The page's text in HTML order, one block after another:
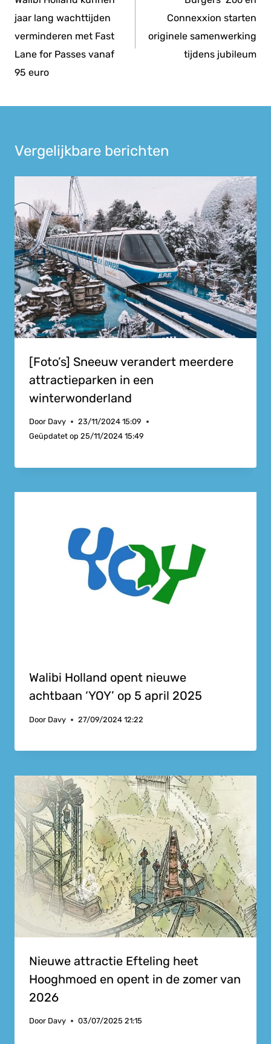
jaar lang wachttijden
verminderen met Fast
Lane for Passes vanaf
95 euro
Connexxion starten
originele samenwerking
tijdens jubileum
Vergelijkbare berichten
[Foto’s] Sneeuw verandert meerdere
attractieparken in een
winterwonderland
Door Davy
23/11/2024 15:09
Geüpdatet op 25/11/2024 15:49
Walibi Holland opent nieuwe
achtbaan ‘YOY’ op 5 april 2025
Door Davy 27/09/2024 12:22
Nieuwe attractie Efteling heet
Hooghmoed en opent in de zomer van
2026
Door Davy 03/07/2025 21:15